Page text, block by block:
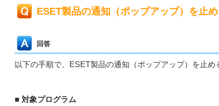
ESET製品の通知（ポップアップ）を止
回答
以下の手順で、ESET製品の通知（ポップアップ）を止め
■ 対象プログラム